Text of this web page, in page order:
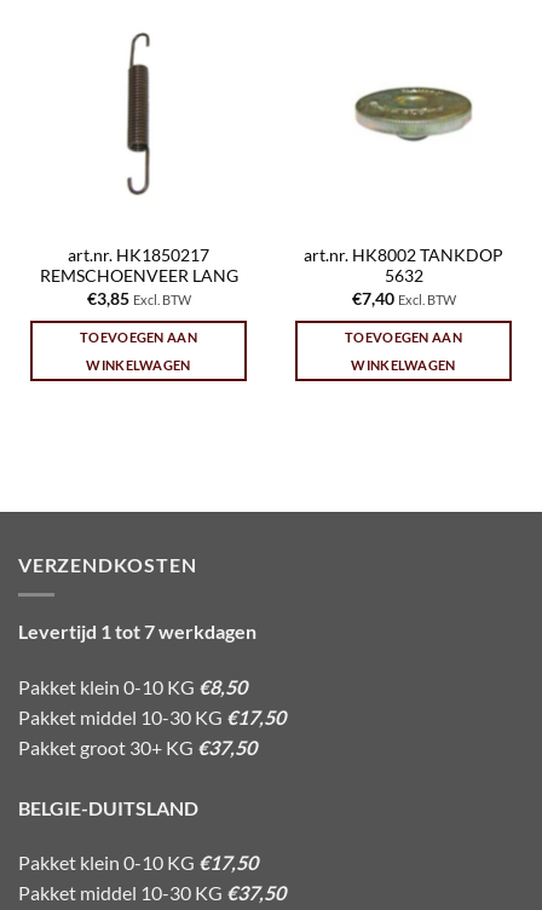
art.nr. HK1850217
REMSCHOENVEER LANG
€3,85 Excl. BTW
TOEVOEGEN AAN
WINKELWAGEN
art.nr. HK8002 TANKDOP
5632
€7,40 Excl. BTW
TOEVOEGEN AAN
WINKELWAGEN
VERZENDKOSTEN
Levertijd 1 tot 7 werkdagen
Pakket klein 0-10 KG €8,50
Pakket middel 10-30 KG €17,50
Pakket groot 30+ KG €37,50
BELGIE-DUITSLAND
Pakket klein 0-10 KG €17,50
Pakket middel 10-30 KG €37,50